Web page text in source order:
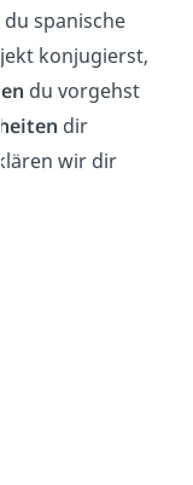
du spanische
konjugierst,
du vorgehst
dir
wir dir